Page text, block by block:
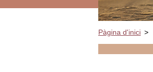
Pàgina d'inici >